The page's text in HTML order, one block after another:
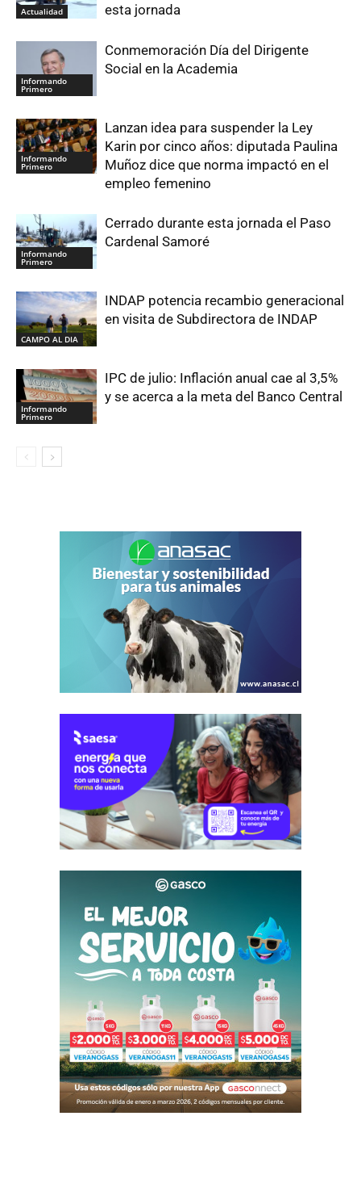
Actualidad esta jornada
Informando
Primero
Conmemoración Día del Dirigente
Social en la Academia
Informando
Primero
Lanzan idea para suspender la Ley
Karin por cinco años: diputada Paulina
Muñoz dice que norma impactó en el
empleo femenino
Informando
Primero
Cerrado durante esta jornada el Paso
Cardenal Samoré
CAMPO AL DIA
INDAP potencia recambio generacional
en visita de Subdirectora de INDAP
Informando
Primero
IPC de julio: Inflación anual cae al 3,5%
y se acerca a la meta del Banco Central